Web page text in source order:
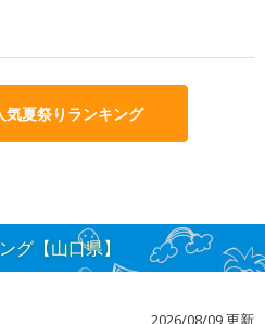
気夏祭りランキング
グ【山口県】
2026/08/09 更新